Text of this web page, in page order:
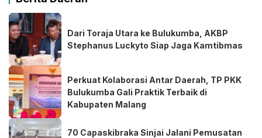
Dari Toraja Utara ke Bulukumba, AKBP
Stephanus Luckyto Siap Jaga Kamtibmas
Perkuat Kolaborasi Antar Daerah, TP PKK
Bulukumba Gali Praktik Terbaik di
Kabupaten Malang
70 Capaskibraka Sinjai Jalani Pemusatan